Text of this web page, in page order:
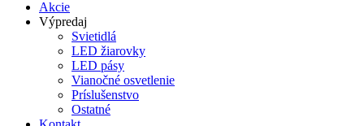
Akcie
Výpredaj
Svietidlá
LED žiarovky
LED pásy
Vianočné osvetlenie
Príslušenstvo
Ostatné